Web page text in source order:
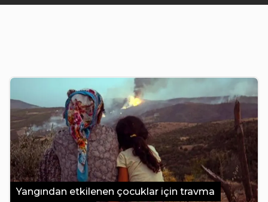
Yangından etkilenen çocuklar için travma